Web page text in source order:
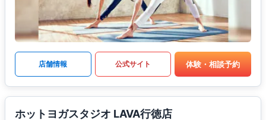
店舗情報 公式サイト 体験・相談予約
ホットヨガスタジオ LAVA行徳店